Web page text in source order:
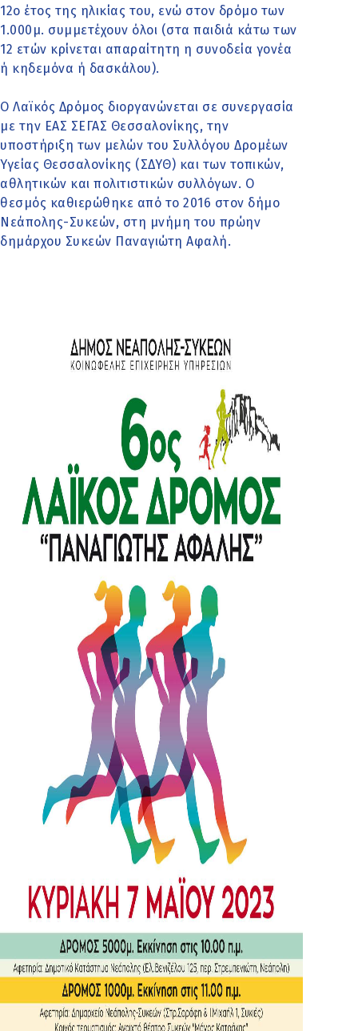
12ο έτος της ηλικίας του, ενώ στον δρόμο των
1.000μ. συμμετέχουν όλοι (στα παιδιά κάτω των
12 ετών κρίνεται απαραίτητη η συνοδεία γονέα
ή κηδεμόνα ή δασκάλου).
Ο Λαϊκός Δρόμος διοργανώνεται σε συνεργασία
με την ΕΑΣ ΣΕΓΑΣ Θεσσαλονίκης, την
υποστήριξη των μελών του Συλλόγου Δρομέων
Υγείας Θεσσαλονίκης (ΣΔΥΘ) και των τοπικών,
αθλητικών και πολιτιστικών συλλόγων. Ο
θεσμός καθιερώθηκε από το 2016 στον δήμο
Νεάπολης-Συκεών, στη μνήμη του πρώην
δημάρχου Συκεών Παναγιώτη Αφαλή.